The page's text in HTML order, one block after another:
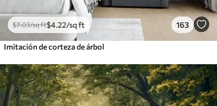
$7.03/sq ft$4 .22/sq ft 163
Imitación de corteza de árbol